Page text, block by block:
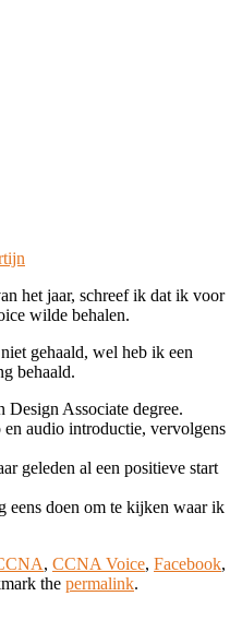
het jaar, schreef ik dat ik voor
wilde behalen.
gehaald, wel heb ik een
behaald.
Associate degree.
audio introductie, vervolgens
geleden al een positieve start
eens doen om te kijken waar ik
, CCNA Voice, Facebook,
the permalink.